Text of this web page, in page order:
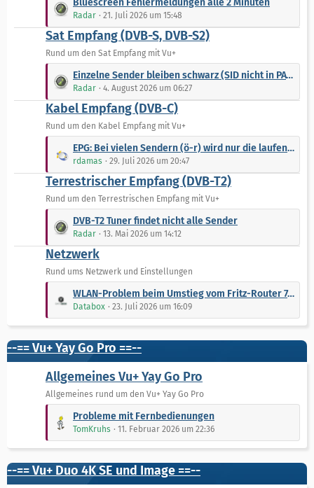
i
t
r
ä
t
z
t
e
t
r
e
Bluescreen Fehlermeldungen alle 2 Minuten
Radar 21. Juli 2026 um 15:48
Sat Empfang (DVB-S, DVB-S2)
Rund um den Sat Empfang mit Vu+
t
z
t
e
i
t
r
e
Einzelne Sender bleiben schwarz (SID nicht in PAT gefunden)
Radar 4. August 2026 um 06:27
Kabel Empfang (DVB-C)
Rund um den Kabel Empfang mit Vu+
t
z
t
e
i
t
r
e
EPG: Bei vielen Sendern (ö-r) wird nur die laufende und die nächst folgende Sendung angezeigt
rdamas 29. Juli 2026 um 20:47
Terrestrischer Empfang (DVB-T2)
Rund um den Terrestrischen Empfang mit Vu+
t
z
t
e
i
t
r
ä
g
e
DVB-T2 Tuner findet nicht alle Sender
Radar 13. Mai 2026 um 14:12
Netzwerk
Rund ums Netzwerk und Einstellungen
t
z
t
B
e
i
ä
e
WLAN-Problem beim Umstieg vom Fritz-Router 7490 auf Fritz-Router 5690Pro
Databox 23. Juli 2026 um 16:09
--== Vu+ Yay Go Pro ==--
Allgemeines Vu+ Yay Go Pro
Allgemeines rund um den Vu+ Yay Go Pro
t
z
t
Probleme mit Fernbedienungen
TomKruhs 11. Februar 2026 um 22:36
--== Vu+ Duo 4K SE und Image ==--